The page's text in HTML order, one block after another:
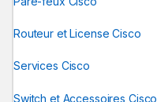
Routeur et License Cisco
Services Cisco
Switch et Accessoires Cisco